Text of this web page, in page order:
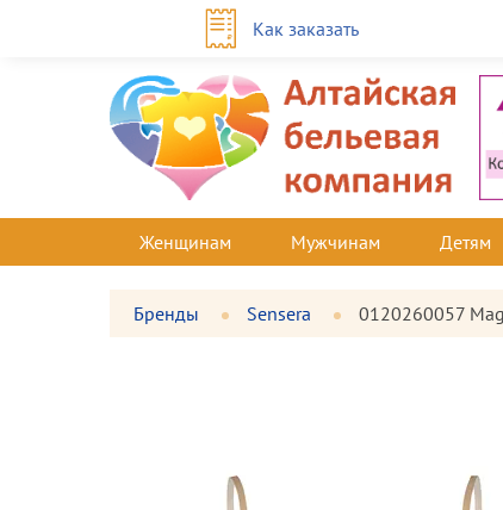
Как заказать
Женщинам Мужчинам Детям
Бренды Sensera 0120260057